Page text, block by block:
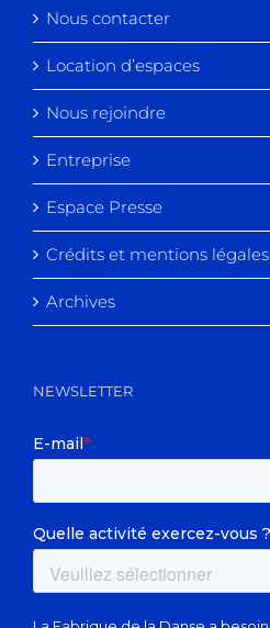
Nous contacter
Location d’espaces
Nous rejoindre
Entreprise
Espace Presse
Crédits et mentions légales
Archives
NEWSLETTER